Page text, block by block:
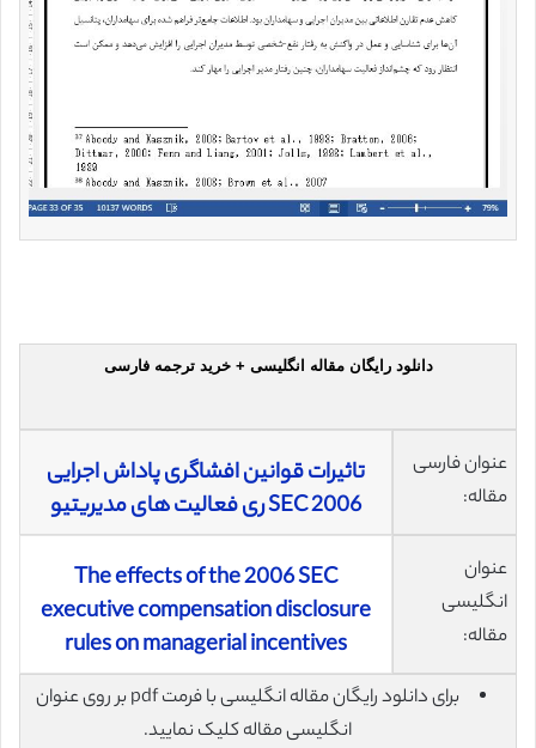
دانلود رایگان مقاله انگلیسی + خرید ترجمه فارسی
عنوان فارسی
مقاله:
تاثیرات قوانین افشاگری پاداش اجرایی
SEC 2006 ری فعالیت های مدیریتیو
عنوان
انگلیسی
مقاله:
The effects of the 2006 SEC
executive compensation disclosure
rules on managerial incentives
برای دانلود رایگان مقاله انگلیسی با فرمت pdf بر روی عنوان
انگلیسی مقاله کلیک نمایید.